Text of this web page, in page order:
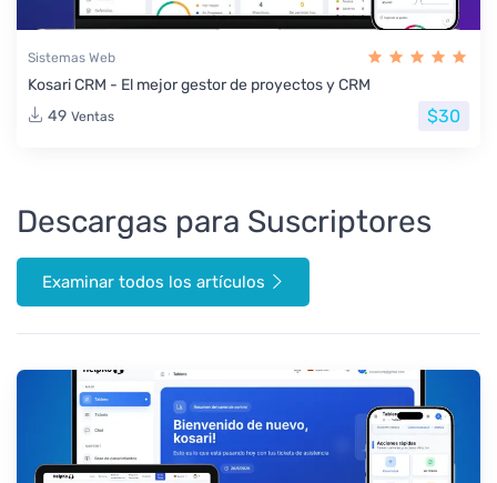
Sistemas Web
Kosari CRM - El mejor gestor de proyectos y CRM
49 Ventas $30
Descargas para Suscriptores
Examinar todos los artículos